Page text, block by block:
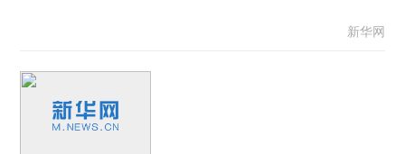
新华网